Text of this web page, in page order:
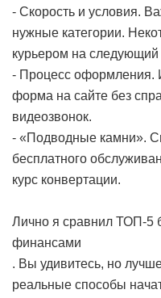
- Скорость и условия.
нужные категории.
курьером на следующий
- Процесс оформления.
форма на сайте без
видеозвонок.
- «Подводные камни».
бесплатного
курс конвертации.
Лично я сравнил ТОП-5
финансами
. Вы удивитесь, но
реальные способы